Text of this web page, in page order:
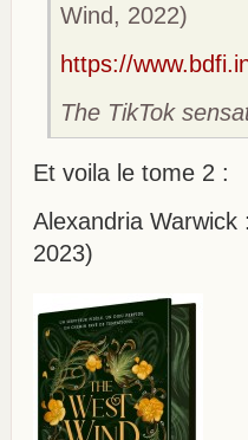
Wind, 2022)
https://
The TikTok
Et voila le tome 2 :
Alexandria
2023)